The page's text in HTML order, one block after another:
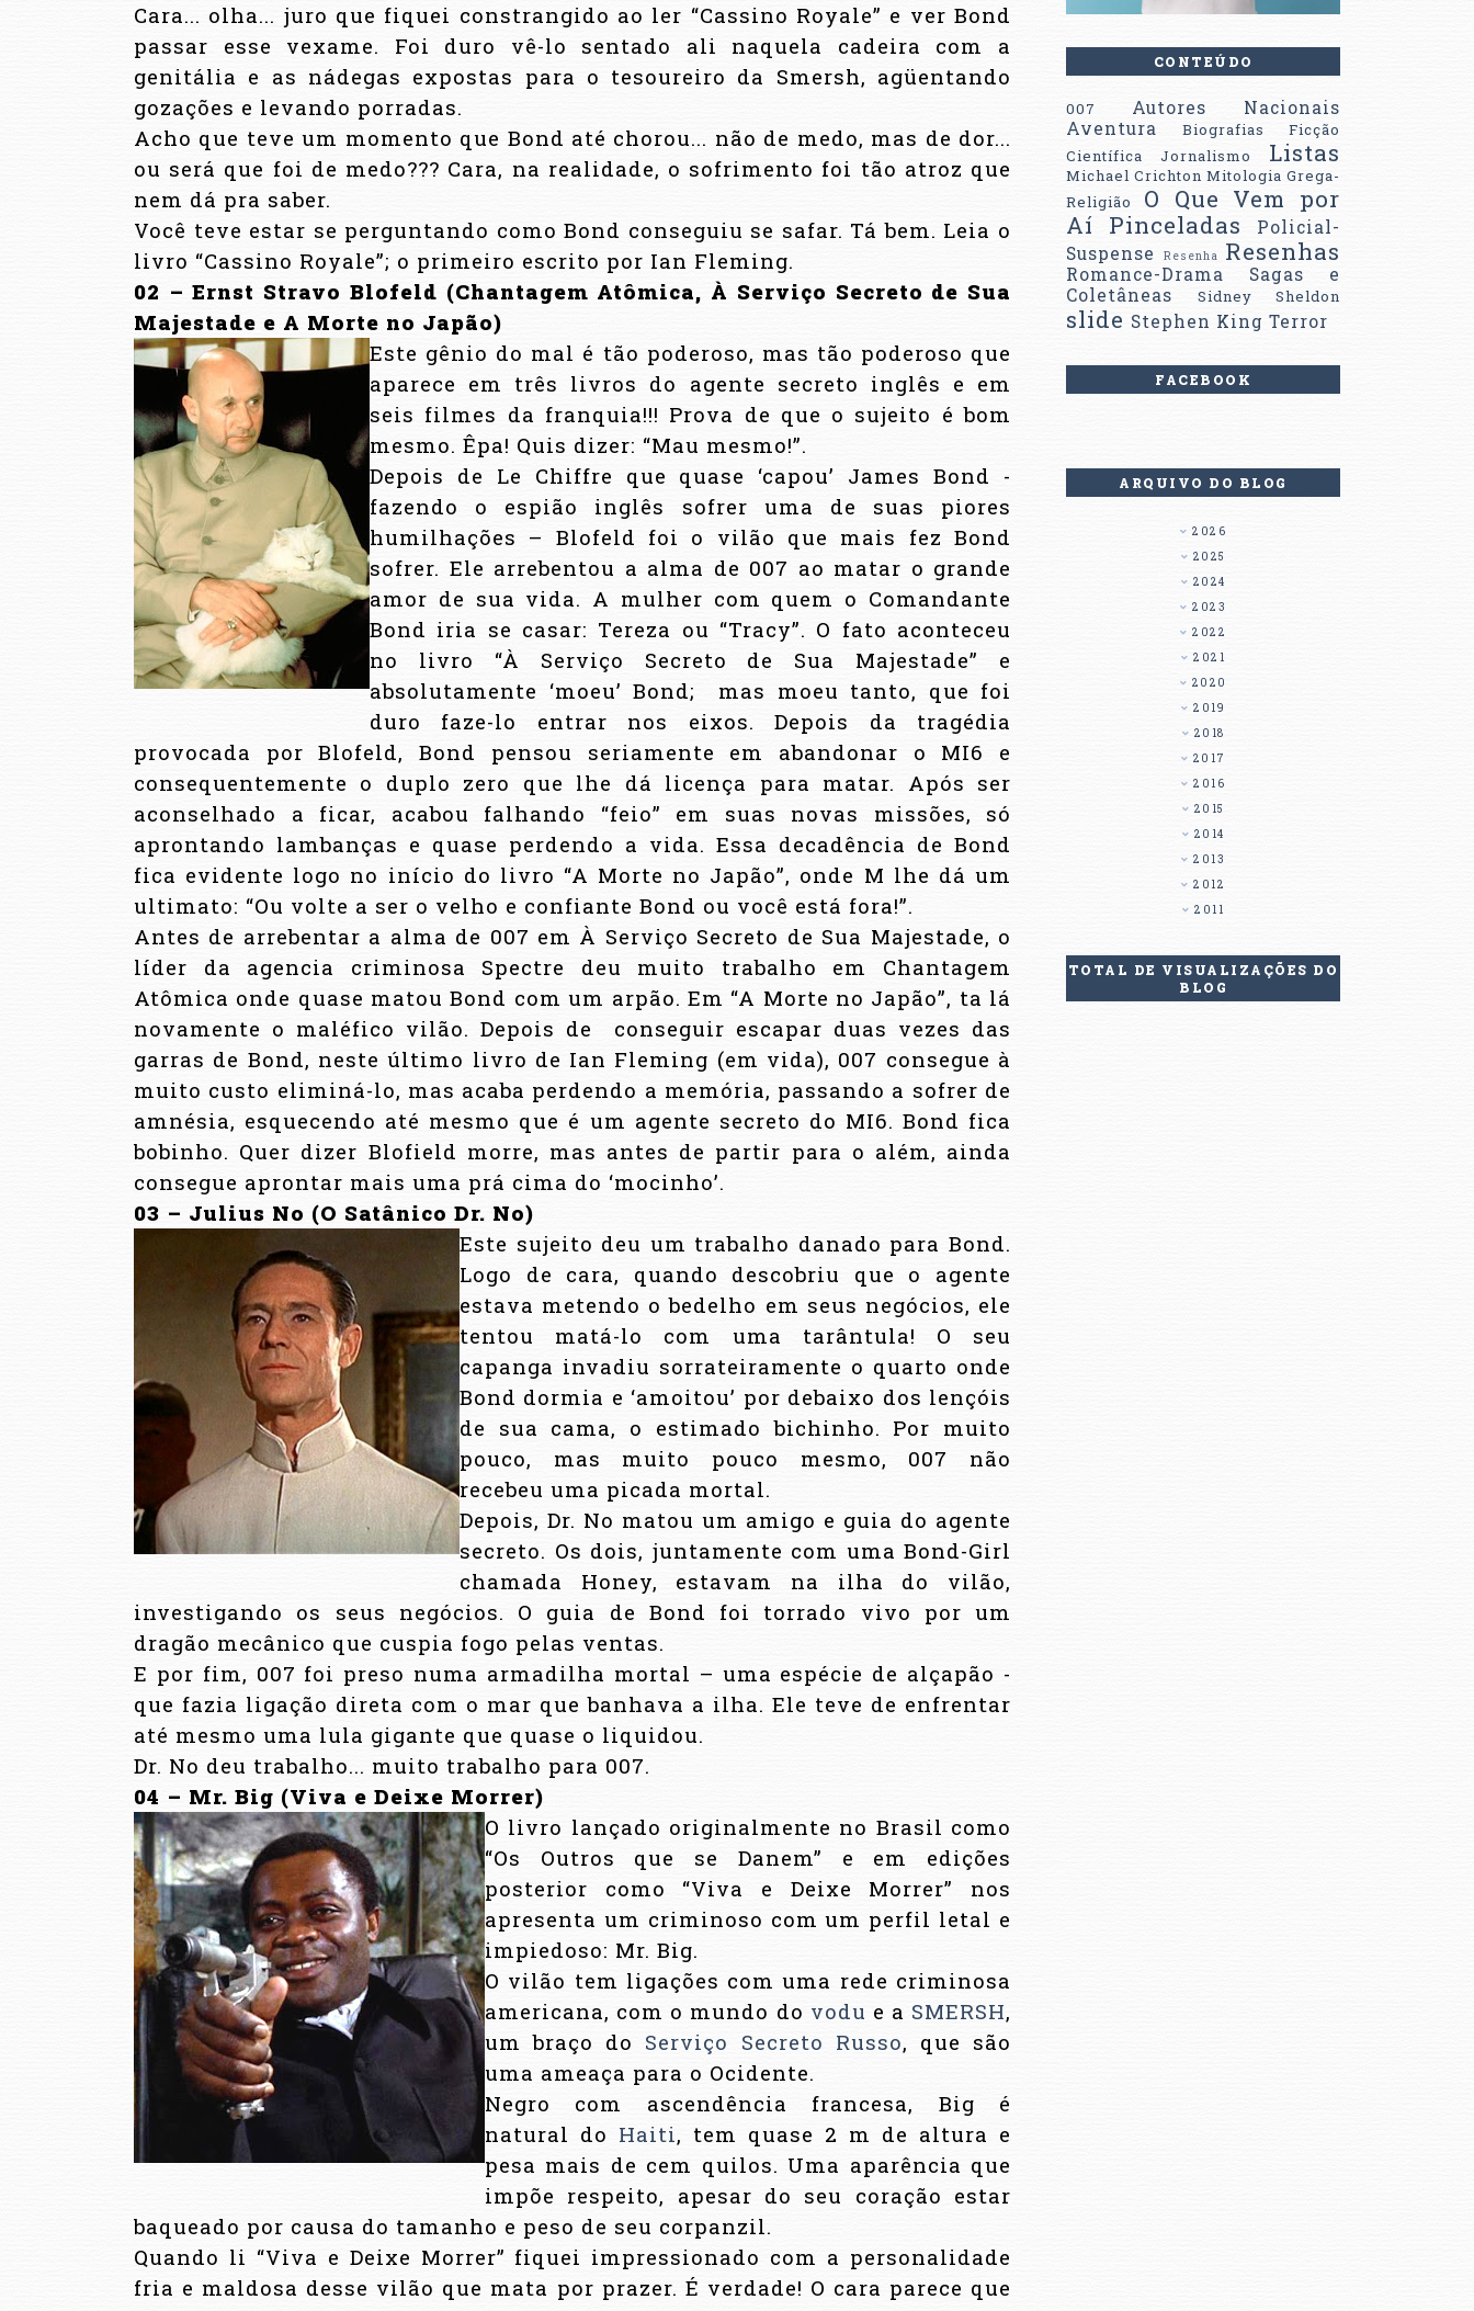
Cara... olha... juro que fiquei constrangido ao ler “Cassino Royale” e ver Bond
passar esse vexame. Foi duro vê-lo sentado ali naquela cadeira com a
genitália e as nádegas expostas para o tesoureiro da Smersh, agüentando
gozações e levando porradas.
Acho que teve um momento que Bond até chorou... não de medo, mas de dor...
ou será que foi de medo??? Cara, na realidade, o sofrimento foi tão atroz que
nem dá pra saber.
Você teve estar se perguntando como Bond conseguiu se safar. Tá bem. Leia o
livro “Cassino Royale”; o primeiro escrito por Ian Fleming.
02 – Ernst Stravo Blofeld (Chantagem Atômica, À Serviço Secreto de Sua
Majestade e A Morte no Japão)
Este gênio do mal é tão poderoso, mas tão poderoso que
aparece em três livros do agente secreto inglês e em
seis filmes da franquia!!! Prova de que o sujeito é bom
mesmo. Êpa! Quis dizer: “Mau mesmo!”.
Depois de Le Chiffre que quase ‘capou’ James Bond -
fazendo o espião inglês sofrer uma de suas piores
humilhações – Blofeld foi o vilão que mais fez Bond
sofrer. Ele arrebentou a alma de 007 ao matar o grande
amor de sua vida. A mulher com quem o Comandante
Bond iria se casar: Tereza ou “Tracy”. O fato aconteceu
no livro “À Serviço Secreto de Sua Majestade” e
absolutamente ‘moeu’ Bond;
mas moeu tanto, que foi
duro faze-lo entrar nos eixos. Depois da tragédia
provocada por Blofeld, Bond pensou seriamente em abandonar o MI6 e
consequentemente o duplo zero que lhe dá licença para matar. Após ser
aconselhado a ficar, acabou falhando “feio” em suas novas missões, só
aprontando lambanças e quase perdendo a vida. Essa decadência de Bond
fica evidente logo no início do livro “A Morte no Japão”, onde M lhe dá um
ultimato: “Ou volte a ser o velho e confiante Bond ou você está fora!”.
Antes de arrebentar a alma de 007 em À Serviço Secreto de Sua Majestade, o
líder da agencia criminosa Spectre deu muito trabalho em Chantagem
Atômica onde quase matou Bond com um arpão. Em “A Morte no Japão”, ta lá
novamente o maléfico vilão. Depois de
conseguir escapar duas vezes das
garras de Bond, neste último livro de Ian Fleming (em vida), 007 consegue à
muito custo eliminá-lo, mas acaba perdendo a memória, passando a sofrer de
amnésia, esquecendo até mesmo que é um agente secreto do MI6. Bond fica
bobinho. Quer dizer Blofield morre, mas antes de partir para o além, ainda
consegue aprontar mais uma prá cima do ‘mocinho’.
03 – Julius No (O Satânico Dr. No)
Este sujeito deu um trabalho danado para Bond.
Logo de cara, quando descobriu que o agente
estava metendo o bedelho em seus negócios, ele
tentou matá-lo com uma tarântula! O seu
capanga invadiu sorrateiramente o quarto onde
Bond dormia e ‘amoitou’ por debaixo dos lençóis
de sua cama, o estimado bichinho. Por muito
pouco, mas muito pouco mesmo, 007 não
recebeu uma picada mortal.
Depois, Dr. No matou um amigo e guia do agente
secreto. Os dois, juntamente com uma Bond-Girl
chamada Honey, estavam na ilha do vilão,
investigando os seus negócios. O guia de Bond foi torrado vivo por um
dragão mecânico que cuspia fogo pelas ventas.
E por fim, 007 foi preso numa armadilha mortal – uma espécie de alçapão -
que fazia ligação direta com o mar que banhava a ilha. Ele teve de enfrentar
até mesmo uma lula gigante que quase o liquidou.
Dr. No deu trabalho... muito trabalho para 007.
04 – Mr. Big (Viva e Deixe Morrer)
O livro lançado originalmente no Brasil como
“Os Outros que se Danem” e em edições
posterior como “Viva e Deixe Morrer” nos
apresenta um criminoso com um perfil letal e
impiedoso: Mr. Big.
O vilão tem ligações com uma rede criminosa
americana, com o mundo do vodu e a SMERSH,
um braço do Serviço Secreto Russo, que são
uma ameaça para o Ocidente.
Negro com ascendência francesa, Big é
natural do Haiti, tem quase 2 m de altura e
pesa mais de cem quilos. Uma aparência que
impõe respeito, apesar do seu coração estar
baqueado por causa do tamanho e peso de seu corpanzil.
Quando li “Viva e Deixe Morrer” fiquei impressionado com a personalidade
fria e maldosa desse vilão que mata por prazer. É verdade! O cara parece que
CONTEÚDO
007
Autores Nacionais
Aventura
Biografias
Ficção
Científica
Jornalismo Listas
Michael Crichton Mitologia Grega-
Religião
O Que Vem por
Aí Pinceladas
Policial-
Suspense
Resenha Resenhas
Romance-Drama
Sagas e
Coletâneas
Sidney Sheldon
slide Stephen King Terror
FACEBOOK
ARQUIVO DO BLOG
2026
2025
2024
2023
2022
2021
2020
2019
2018
2017
2016
2015
2014
2013
2012
2011
TOTAL DE VISUALIZAÇÕES DO
BLOG